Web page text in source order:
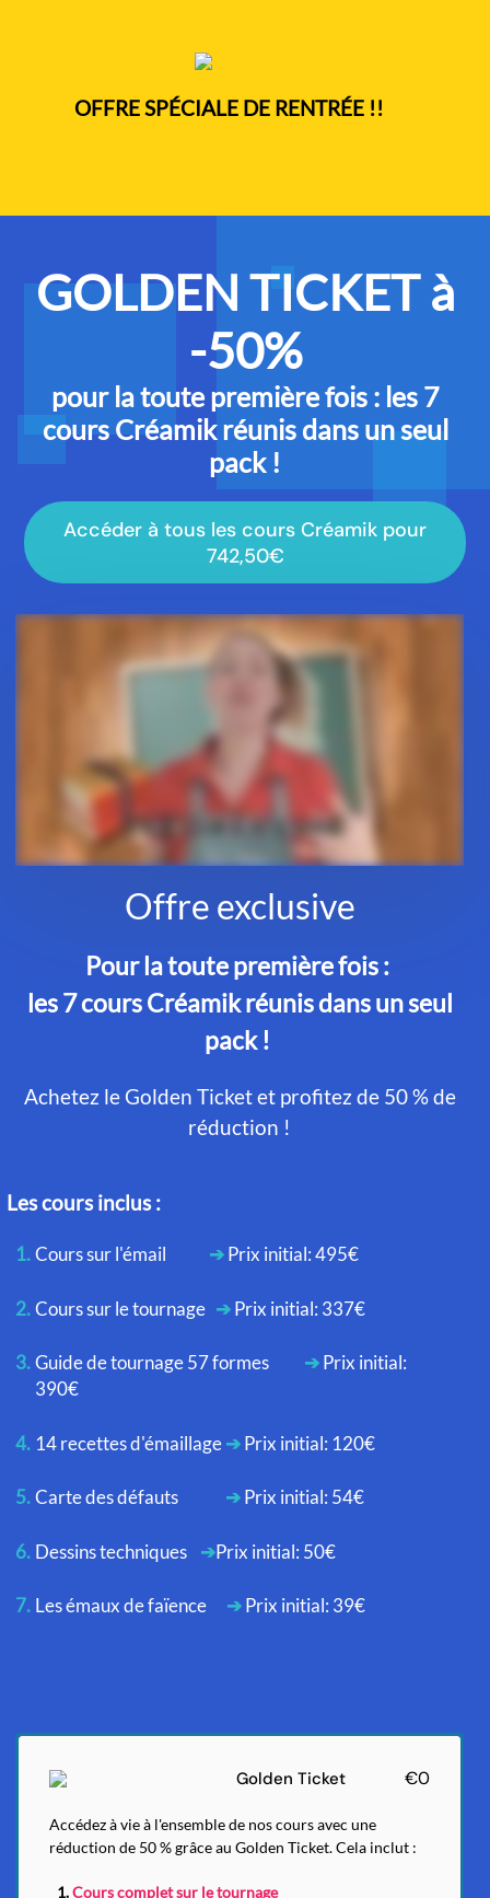
OFFRE SPÉCIALE DE RENTRÉE !!
GOLDEN TICKET à
-50%
pour la toute première fois : les 7
cours Créamik réunis dans un seul
pack !
Accéder à tous les cours Créamik pour
742,50€
Offre exclusive
Pour la toute première fois :
les 7 cours Créamik réunis dans un seul
pack !
Achetez le Golden Ticket et profitez de 50 % de
réduction !
Les cours inclus :
Cours sur l'émail ➔Prix initial: 495€
Cours sur le tournage ➔Prix initial: 337€
Guide de tournage 57 formes ➔Prix initial:
390€
14 recettes d'émaillage➔Prix initial: 120€
Carte des défauts ➔Prix initial: 54€
Dessins techniques ➔Prix initial: 50€
Les émaux de faïence ➔Prix initial: 39€
Golden Ticket €0
Accédez à vie à l'ensemble de nos cours avec une
réduction de 50 % grâce au Golden Ticket. Cela inclut :
Cours complet sur le tournage